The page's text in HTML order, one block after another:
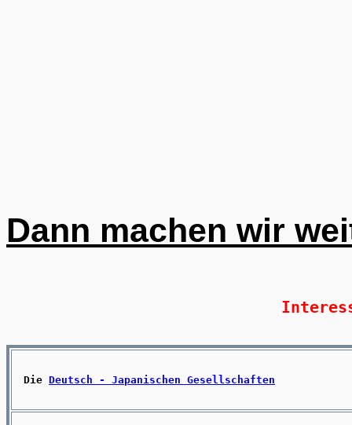
Dann machen wir
Die Deutsch - Japanischen Gesellschaften